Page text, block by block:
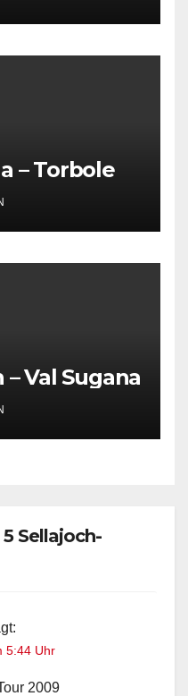
– Torbole
Val Sugana
Sellajoch-
5:44 Uhr
2009